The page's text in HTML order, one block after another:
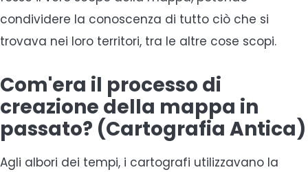
condividere la conoscenza di tutto ciò che si
trovava nei loro territori, tra le altre cose scopi.
Com'era il processo di
creazione della mappa in
passato? (Cartografia Antica)
Agli albori dei tempi, i cartografi utilizzavano la